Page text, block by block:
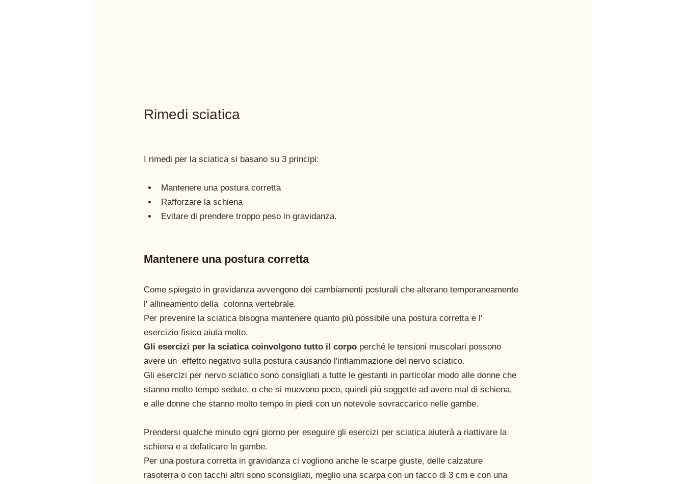
Rimedi sciatica
Mantenere una postura corretta
Rafforzare la schiena
Evitare di prendere troppo peso in gravidanza.
Mantenere una postura corretta
Come spiegato in gravidanza avvengono dei cambiamenti posturali che alterano temporaneamente
l' allineamento della  colonna vertebrale.
Per prevenire la sciatica bisogna mantenere quanto più possibile una postura corretta e l'
esercizio fisico aiuta molto.
Gli esercizi per la sciatica coinvolgono tutto il corpo perché le tensioni muscolari possono
avere un  effetto negativo sulla postura causando l'infiammazione del nervo sciatico.
Gli esercizi per nervo sciatico sono consigliati a tutte le gestanti in particolar modo alle donne che
stanno molto tempo sedute, o che si muovono poco, quindi più soggette ad avere mal di schiena,
e alle donne che stanno molto tempo in piedi con un notevole sovraccarico nelle gambe.
Prendersi qualche minuto ogni giorno per eseguire gli esercizi per sciatica aiuterà a riattivare la
schiena e a defaticare le gambe.
Per una postura corretta in gravidanza ci vogliono anche le scarpe giuste, delle calzature
rasoterra o con tacchi altri sono sconsigliati, meglio una scarpa con un tacco di 3 cm e con una